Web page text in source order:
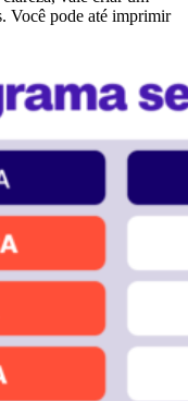
Você pode até imprimir